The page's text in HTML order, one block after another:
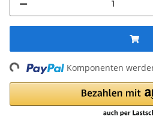
Komponenten